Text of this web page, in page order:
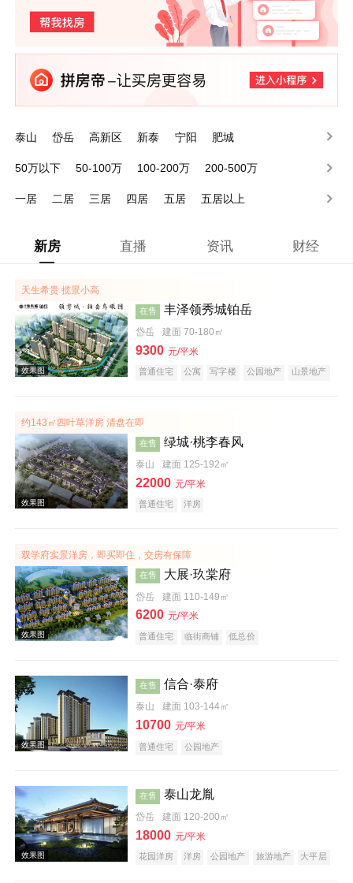
泰山 岱岳 高新区 新泰 宁阳 肥城
50万以下 50-100万 100-200万
200-500万
一居
二居 三居 四居 五居 五居以上
新房 直播 资讯 财经
天生希贵 揽景小高
效果图
在售 丰泽领秀城铂岳
岱岳 建面 70-180㎡
9300 元/平米
普通住宅 公寓 写字楼 公园地产 山景地产
约143㎡四叶草洋房 清盘在即
效果图
在售 绿城·桃李春风
泰山 建面 125-192㎡
22000 元/平米
普通住宅 洋房
双学府实景洋房，即买即住，交房有保障
在售 大展·玖棠府
岱岳 建面 110-149㎡
6200 元/平米
普通住宅 临街商铺 低总价
在售 信合·泰府
泰山 建面 103-144㎡
10700 元/平米
普通住宅 公园地产
在售 泰山龙胤
岱岳 建面 120-200㎡
18000 元/平米
花园洋房 洋房 公园地产 旅游地产 大平层